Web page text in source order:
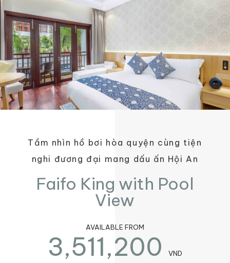
Tầm nhìn hồ bơi hòa quyện cùng tiện
nghi đương đại mang dấu ấn Hội An
Faifo King with Pool
View
AVAILABLE FROM
3,511,200 VND